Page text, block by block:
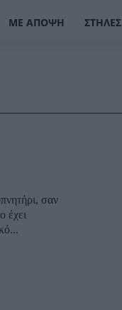
ΜΕ ΆΠΟΨΗ ΣΤΉΛΕΣ
σαν
έχει